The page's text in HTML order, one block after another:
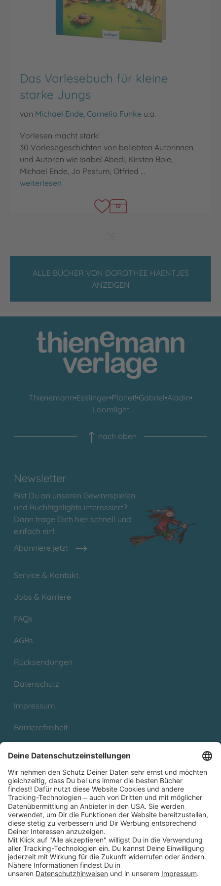
Das Vorlesebuch für kleine
starke Jungs
von Michael Ende Cornelia Funke u.a.
Vorlesen macht stark!
30 Vorlesegeschichten von beliebten Autorinnen
und Autoren wie Isabel Abedi, Kirsten Boie,
Michael Ende, Jo Pestum, Otfried …
Das Vorlesebuch für kleine starke Jungs
weiterlesen
ALLE BÜCHER VON DOROTHEE HAENTJES
ANZEIGEN
Thienemann•Esslinger•Planet!•Gabriel•Aladin•
Loomlight
nach oben
Newsletter
Bist Du an unseren Gewinnspielen
und Buchhighlights interessiert?
Dann trage Dich hier schnell und
einfach ein!
Abonniere jetzt
Service & Kontakt
Jobs & Karriere
FAQs
AGBs
Rücksendungen
Datenschutz
Impressum
Barrierefreiheit
Partnerprogramm (Affiliate)
Folge uns auf
* Versandkostenfrei ab 9,00 € Bestellwert innerhalb
Deutschlands
** Lieferzeit 1-3 Werktage innerhalb Deutschlands